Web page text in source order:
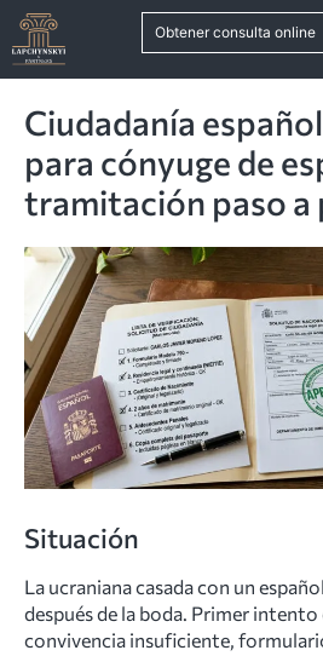
Obtener consulta online
Ciudadanía
para cónyuge de
tramitación paso a
Situación
La ucraniana casada con un
después de la boda. Primer intento
convivencia insuficiente,